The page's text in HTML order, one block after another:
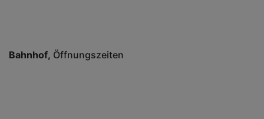
Bahnhof Öffnungszeiten